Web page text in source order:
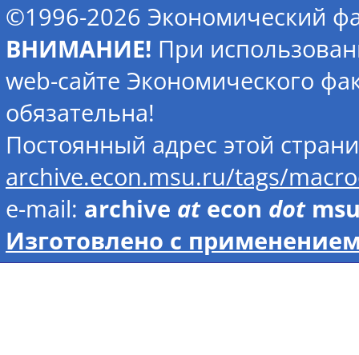
©1996-2026 Экономический
ВНИМАНИЕ! При
web-сайте Экономического
обязательна!
Постоянный адрес этой
archive.econ.msu.ru/tags/
e-mail: archive atecon dot
Изготовлено с